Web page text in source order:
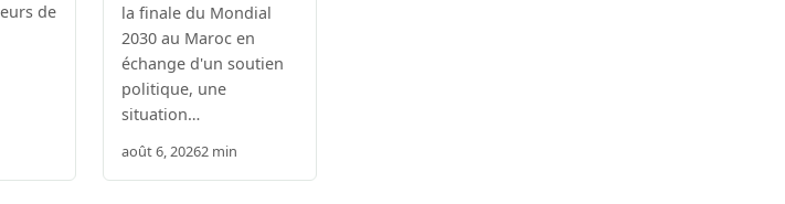
de
la finale du Mondial
2030 au Maroc en
échange d'un soutien
politique, une
situation…
août 6, 20262 min